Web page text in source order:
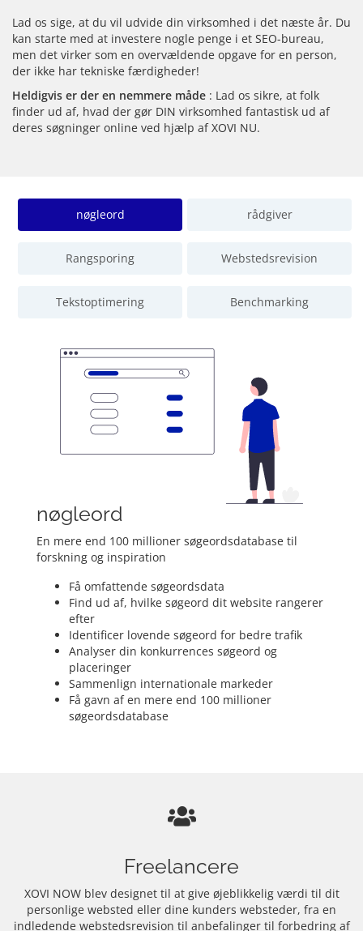
Lad os sige, at du vil udvide din virksomhed i det næste år. Du
kan starte med at investere nogle penge i et SEO-bureau,
men det virker som en overvældende opgave for en person,
der ikke har tekniske færdigheder!
Heldigvis er der en nemmere måde : Lad os sikre, at folk
finder ud af, hvad der gør DIN virksomhed fantastisk ud af
deres søgninger online ved hjælp af XOVI NU.
nøgleord rådgiver
Rangsporing Webstedsrevision
Tekstoptimering Benchmarking
nøgleord
En mere end 100 millioner søgeordsdatabase til
forskning og inspiration
Få omfattende søgeordsdata
Find ud af, hvilke søgeord dit website rangerer
efter
Identificer lovende søgeord for bedre trafik
Analyser din konkurrences søgeord og
placeringer
Sammenlign internationale markeder
Få gavn af en mere end 100 millioner
søgeordsdatabase
Freelancere
XOVI NOW blev designet til at give øjeblikkelig værdi til dit
personlige websted eller dine kunders websteder, fra en
indledende webstedsrevision til anbefalinger til forbedring af